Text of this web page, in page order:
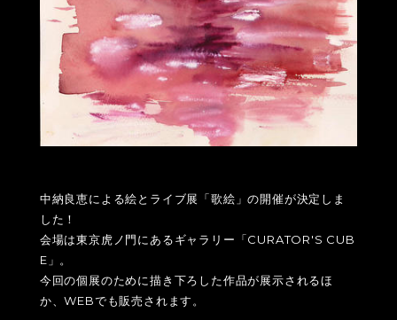
中納良恵による絵とライブ展「歌絵」の開催が決定しま
した！
会場は東京虎ノ門にあるギャラリー「CURATOR'S CUB
E」。
今回の個展のために描き下ろした作品が展示されるほ
か、WEBでも販売されます。